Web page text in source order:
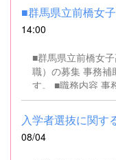
14:00
■群馬県立前橋女
職）の募集 事務補助を行う会計年度任用職員を募集しま
す。 ■職務内容 事務補助職に従事していただきます。
SSH（スーパーサ
ソコンでの文書・
対応、書類の整理、そ
名 ■募集対象 以下の条件を満たしている方 基本的なパソコ
08/04